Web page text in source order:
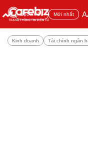
Đọc nhiều Mới nhất A
Kinh doanh Tài chính ngân